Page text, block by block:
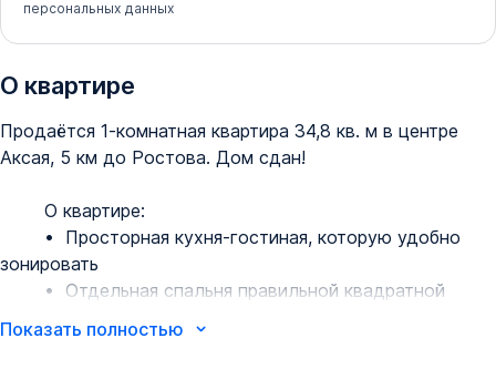
персональных данных
О квартире
Продаётся 1-комнатная квартира 34,8 кв. м в центре
Аксая, 5 км до Ростова. Дом сдан!
зонировать
        •  Прихожая с нишей под гардероб
Показать полностью